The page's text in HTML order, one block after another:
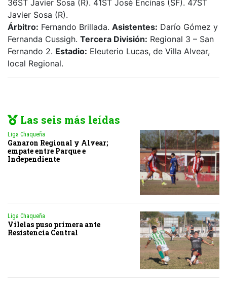
36ST Javier Sosa (R). 41ST José Encinas (SF). 47ST
Javier Sosa (R).
Árbitro: Fernando Brillada. Asistentes: Darío Gómez y
Fernanda Cussigh. Tercera División: Regional 3 – San
Fernando 2. Estadio: Eleuterio Lucas, de Villa Alvear,
local Regional.
Las seis más leídas
Liga Chaqueña
Ganaron Regional y Alvear;
empate entre Parque e
Independiente
Liga Chaqueña
Vilelas puso primera ante
Resistencia Central